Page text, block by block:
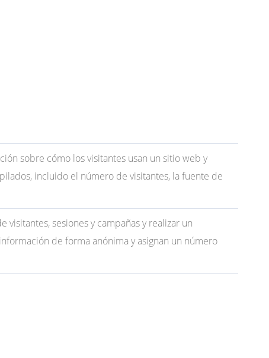
sobre cómo los visitantes usan un sitio web y
incluido el número de visitantes, la fuente de
visitantes, sesiones y campañas y realizar un
de forma anónima y asignan un número